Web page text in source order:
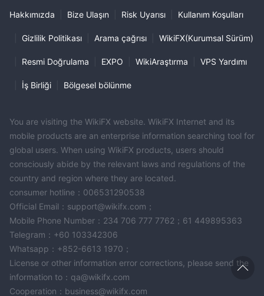
Hakkımızda Bize Ulaşın Risk Uyarısı Kullanım Koşulları
Gizlilik Politikası Arama çağrısı WikiFX(Kurumsal Sürüm)
Resmi Doğrulama EXPO WikiAraştırma VPS Yardımı
İş Birliği Bölgesel bölünme
You are visiting the WikiFX website. WikiFX Internet and its
mobile products are an enterprise information searching tool for
global users. When using WikiFX products, users should
consciously abide by the relevant laws and regulations of the
country and region where they are located.
consumer hotline：006531290538
Official Email：support@wikifx.com；
Mobile Phone Number：234 706 777 7762；61 449895363
Telegram：+60 103342306
Whatsapp：+852-6613 1970；
License or other information error corrections, please send the
information to：qa@wikifx.com
Cooperation：business@wikifx.com